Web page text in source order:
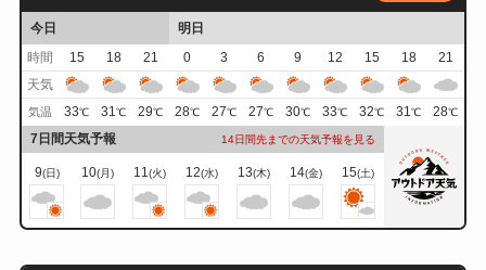
今日
明日
時間
15 18 21 0 3 6 9 12 15 18
21
天気
気温 33℃ 31℃ 29℃ 28℃ 27℃ 27℃ 30℃ 33℃ 32℃ 31℃ 28℃
7日間天気予報 14日間先までの天気予報を見る
9(日) 10(月) 11 (火) 12(水) 13(木) 14(金) 15(土)